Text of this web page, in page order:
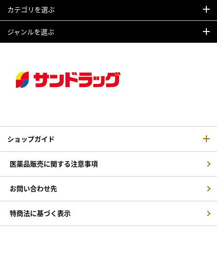
カテゴリを選ぶ
ジャンルを選ぶ
ショップガイド
医薬品販売に関する注意事項
お問い合わせ先
特商法に基づく表示